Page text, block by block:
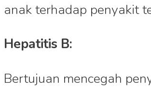
anak terhadap penyakit
Hepatitis B:
Bertujuan mencegah